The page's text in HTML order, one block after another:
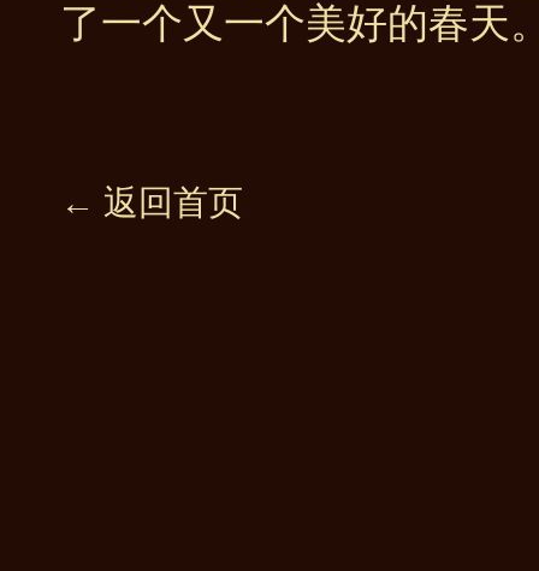
了一个又一个美好的春天
← 返回首页